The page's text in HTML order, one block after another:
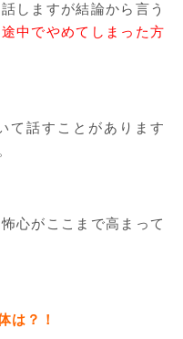
しますが結論から言う
中でやめてしまった方
て話すことがあります
心がここまで高まって
は？！